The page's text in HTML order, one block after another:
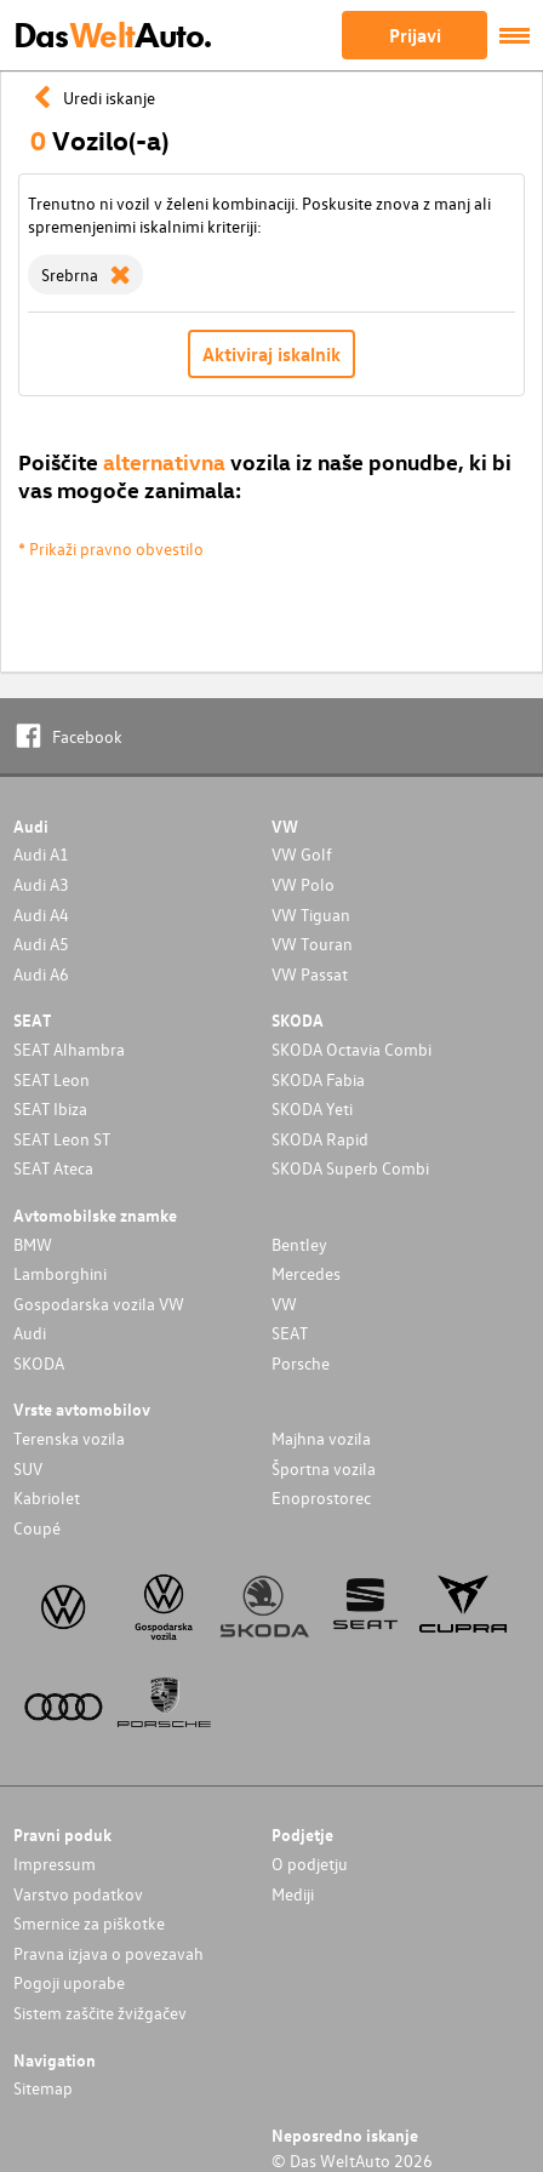
DasWeltAuto. Prijavi
Uredi iskanje
0Vozilo(-a)
Trenutno ni vozil v želeni kombinaciji. Poskusite znova z manj ali
spremenjenimi iskalnimi kriteriji:
Srebrna
Aktiviraj iskalnik
Poiščite alternativnavozila iz naše ponudbe, ki bi
vas mogoče zanimala:
* Prikaži pravno obvestilo
Facebook
Audi
Audi A1
Audi A3
Audi A4
Audi A5
Audi A6
VW
VW Golf
VW Polo
VW Tiguan
VW Touran
VW Passat
SEAT
SEAT Alhambra
SEAT Leon
SEAT Ibiza
SEAT Leon ST
SEAT Ateca
SKODA
SKODA Octavia Combi
SKODA Fabia
SKODA Yeti
SKODA Rapid
SKODA Superb Combi
Avtomobilske znamke
BMW
Bentley
Lamborghini
Mercedes
Gospodarska vozila VW
VW
Audi
SEAT
SKODA
Porsche
Vrste avtomobilov
Terenska vozila
Majhna vozila
SUV
Športna vozila
Kabriolet
Enoprostorec
Coupé
Pravni poduk
Impressum
Varstvo podatkov
Smernice za piškotke
Pravna izjava o povezavah
Pogoji uporabe
Sistem zaščite žvižgačev
Podjetje
O podjetju
Mediji
Navigation
Sitemap
Neposredno iskanje
© Das WeltAuto 2026